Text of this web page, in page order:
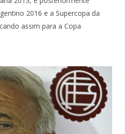
2016 e a Supercopa da
assim para a Copa